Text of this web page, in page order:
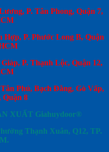
P. Tân Phong, Quận 7,
P. Phước Long B, Quận
P. Thạnh Lộc, Quận 12,
Phú, Bạch Đằng, Gò Vấp,
8
XUẤT Giahuydoor®
Thạnh Xuân, Q12, TP.